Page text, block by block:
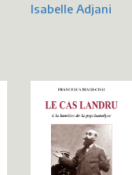
Isabelle Adjani